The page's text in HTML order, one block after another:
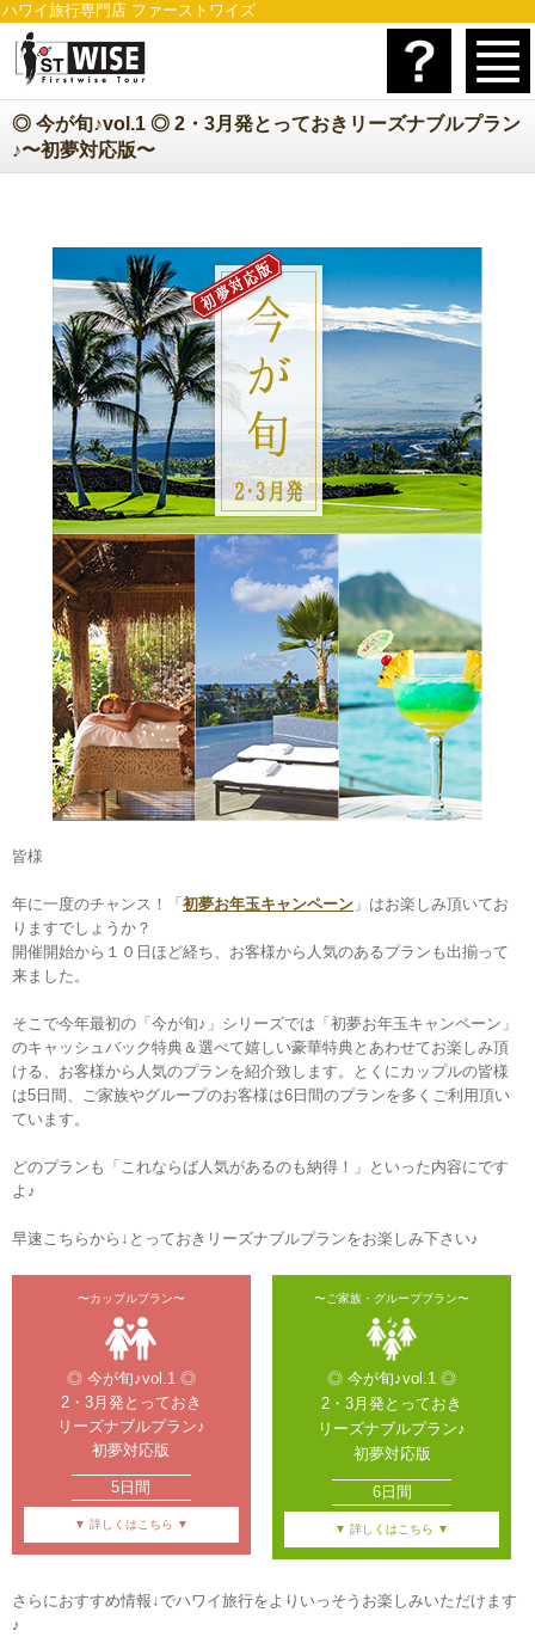
ハワイ旅行専門店 ファーストワイズ
◎ 今が旬♪vol.1 ◎ 2・3月発とっておきリーズナブルプラン
♪〜初夢対応版〜
皆様
年に一度のチャンス！「 初夢お年玉キャンペーン 」はお楽しみ頂いてお
りますでしょうか？
開催開始から１０日ほど経ち、お客様から人気のあるプランも出揃って
来ました。
そこで今年最初の「今が旬♪」シリーズでは「初夢お年玉キャンペーン」
のキャッシュバック特典＆選べて嬉しい豪華特典とあわせてお楽しみ頂
ける、お客様から人気のプランを紹介致します。とくにカップルの皆様
は5日間、ご家族やグループのお客様は6日間のプランを多くご利用頂い
ています。
どのプランも「これならば人気があるのも納得！」といった内容にです
よ♪
◎ 今が旬♪vol.1 ◎
2・3月発とっておき
リーズナブルプラン♪
初夢対応版
5日間
▼ 詳しくはこちら ▼
◎ 今が旬♪vol.1 ◎
2・3月発とっておき
リーズナブルプラン♪
初夢対応版
6日間
▼ 詳しくはこちら ▼
さらにおすすめ情報↓でハワイ旅行をよりいっそうお楽しみいただけます